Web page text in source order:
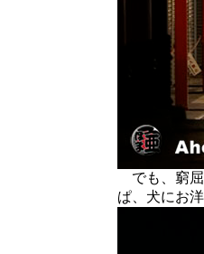
でも、窮屈
ぱ、犬にお